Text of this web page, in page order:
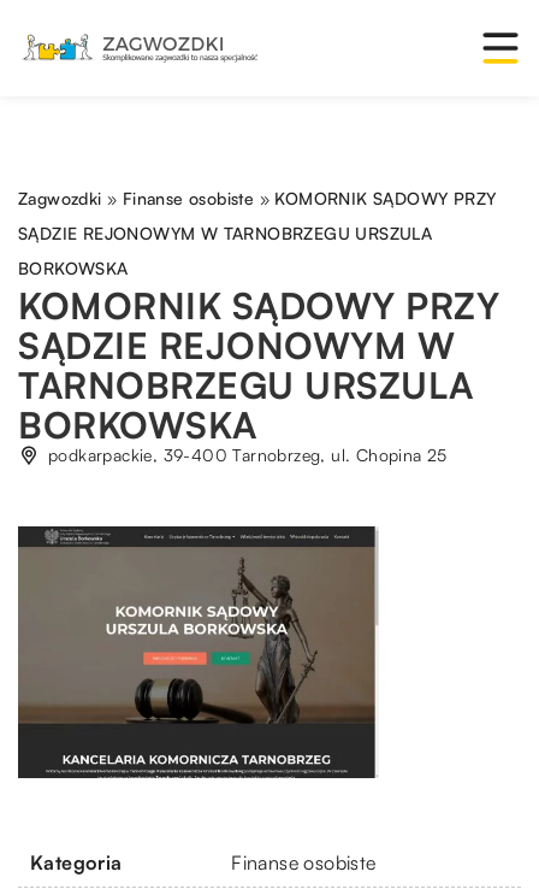
Zagwozdki » Finanse osobiste » KOMORNIK SĄDOWY PRZY
SĄDZIE REJONOWYM W TARNOBRZEGU URSZULA
BORKOWSKA
KOMORNIK SĄDOWY PRZY
SĄDZIE REJONOWYM W
TARNOBRZEGU URSZULA
BORKOWSKA
podkarpackie, 39-400 Tarnobrzeg, ul. Chopina 25
Kategoria Finanse osobiste